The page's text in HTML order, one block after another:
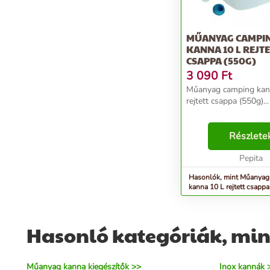
MŰANYAG
KANNA 10 L
CSAPPA (550G)
3 090 Ft
Műanyag camping
rejtett csappa (550g)...
Pepita
Hasonlók, mint
kanna 10 L rejtett
Hasonló kategóriák,
Műanyag kanna kiegészítők >> Inox kannák